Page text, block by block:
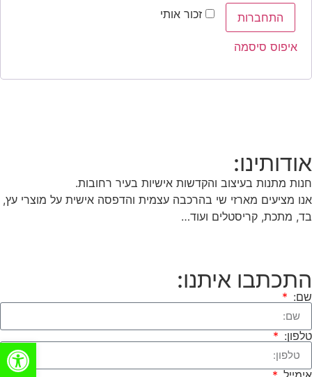
זכור אותי התחברות
איפוס סיסמה
אודותינו:
חנות מתנות בעיצוב והקדשות אישיות בעיר רחובות.
אנו מציעים מארזי שי בהרכבה עצמית והדפסה אישית על מוצרי עץ,
בד, מתכת, קריסטלים ועוד…
התכתבו איתנו:
שם:
טלפון: פתח